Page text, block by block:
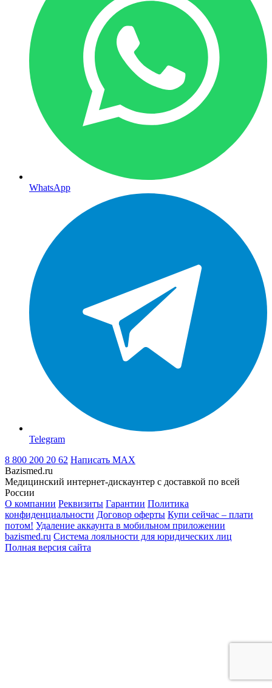
WhatsApp
Telegram
8 800 200 20 62 Написать MAX
Bazismed.ru
Медицинский интернет-дискаунтер с доставкой по всей
России
О компании Реквизиты Гарантии Политика
конфиденциальности Договор оферты Купи сейчас – плати
потом! Удаление аккаунта в мобильном приложении
bazismed.ru Система лояльности для юридических лиц
Полная версия сайта